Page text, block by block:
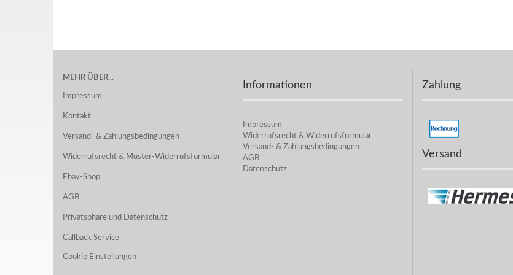
MEHR ÜBER...
Impressum
Kontakt
Versand- & Zahlungsbedingungen
Widerrufsrecht & Muster-Widerrufsformular
Ebay-Shop
AGB
Privatsphäre und Datenschutz
Callback Service
Cookie Einstellungen
Informationen
Impressum
Widerrufsrecht & Widerrufsformular
Versand- & Zahlungsbedingungen
AGB
Datenschutz
Zahlung
Versand